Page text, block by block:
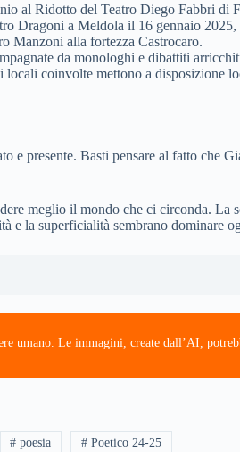
al Ridotto del Teatro Diego Fabbri
Dragoni a Meldola il 16 gennaio
Manzoni alla fortezza Castrocaro.
da monologhi e dibattiti
coinvolte mettono a disposizione
e presente. Basti pensare al fatto che
meglio il mondo che ci circonda.
e la superficialità sembrano dominare
umano. Le immagini, create dall’AI,
# poesia # Poetico 24-25